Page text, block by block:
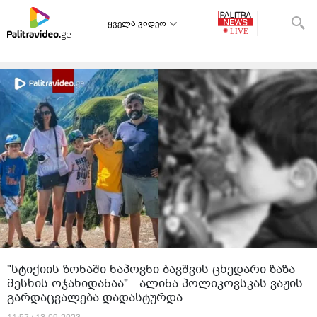
ყველა ვიდეო
"სტიქიის ზონაში ნაპოვნი ბავშვის ცხედარი ზაზა
მესხის ოჯახიდანაა" - ალინა პოლიკოვსკას ვაჟის
გარდაცვალება დადასტურდა